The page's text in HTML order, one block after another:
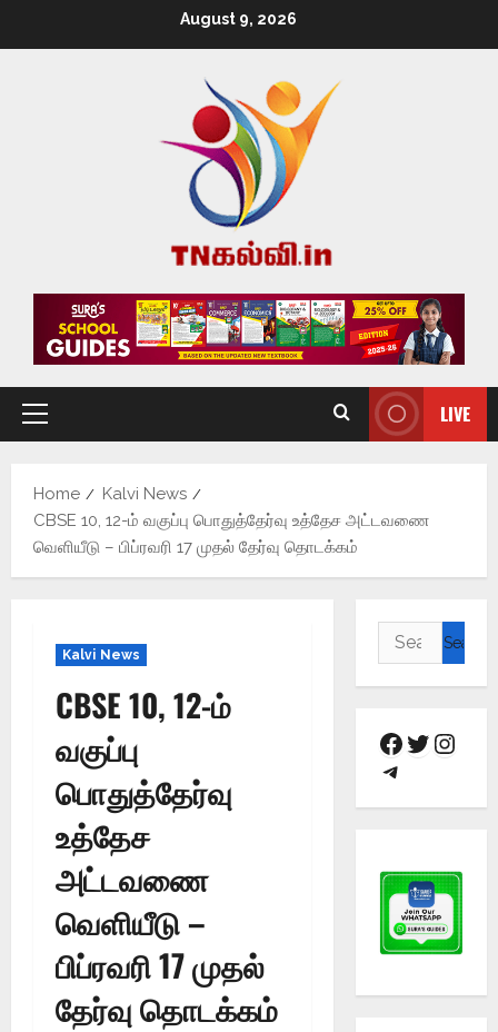
August 9, 2026
LIVE
Home
Kalvi News
CBSE 10, 12-ம் வகுப்பு பொதுத்தேர்வு உத்தேச அட்டவணை
வெளியீடு – பிப்ரவரி 17 முதல் தேர்வு தொடக்கம்
Kalvi News
CBSE 10, 12-ம்
வகுப்பு
பொதுத்தேர்வு
உத்தேச
அட்டவணை
வெளியீடு –
பிப்ரவரி 17 முதல்
தேர்வு தொடக்கம்